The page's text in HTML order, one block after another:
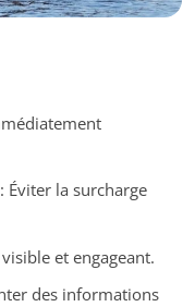
Éviter la surcharge
et engageant.
des informations